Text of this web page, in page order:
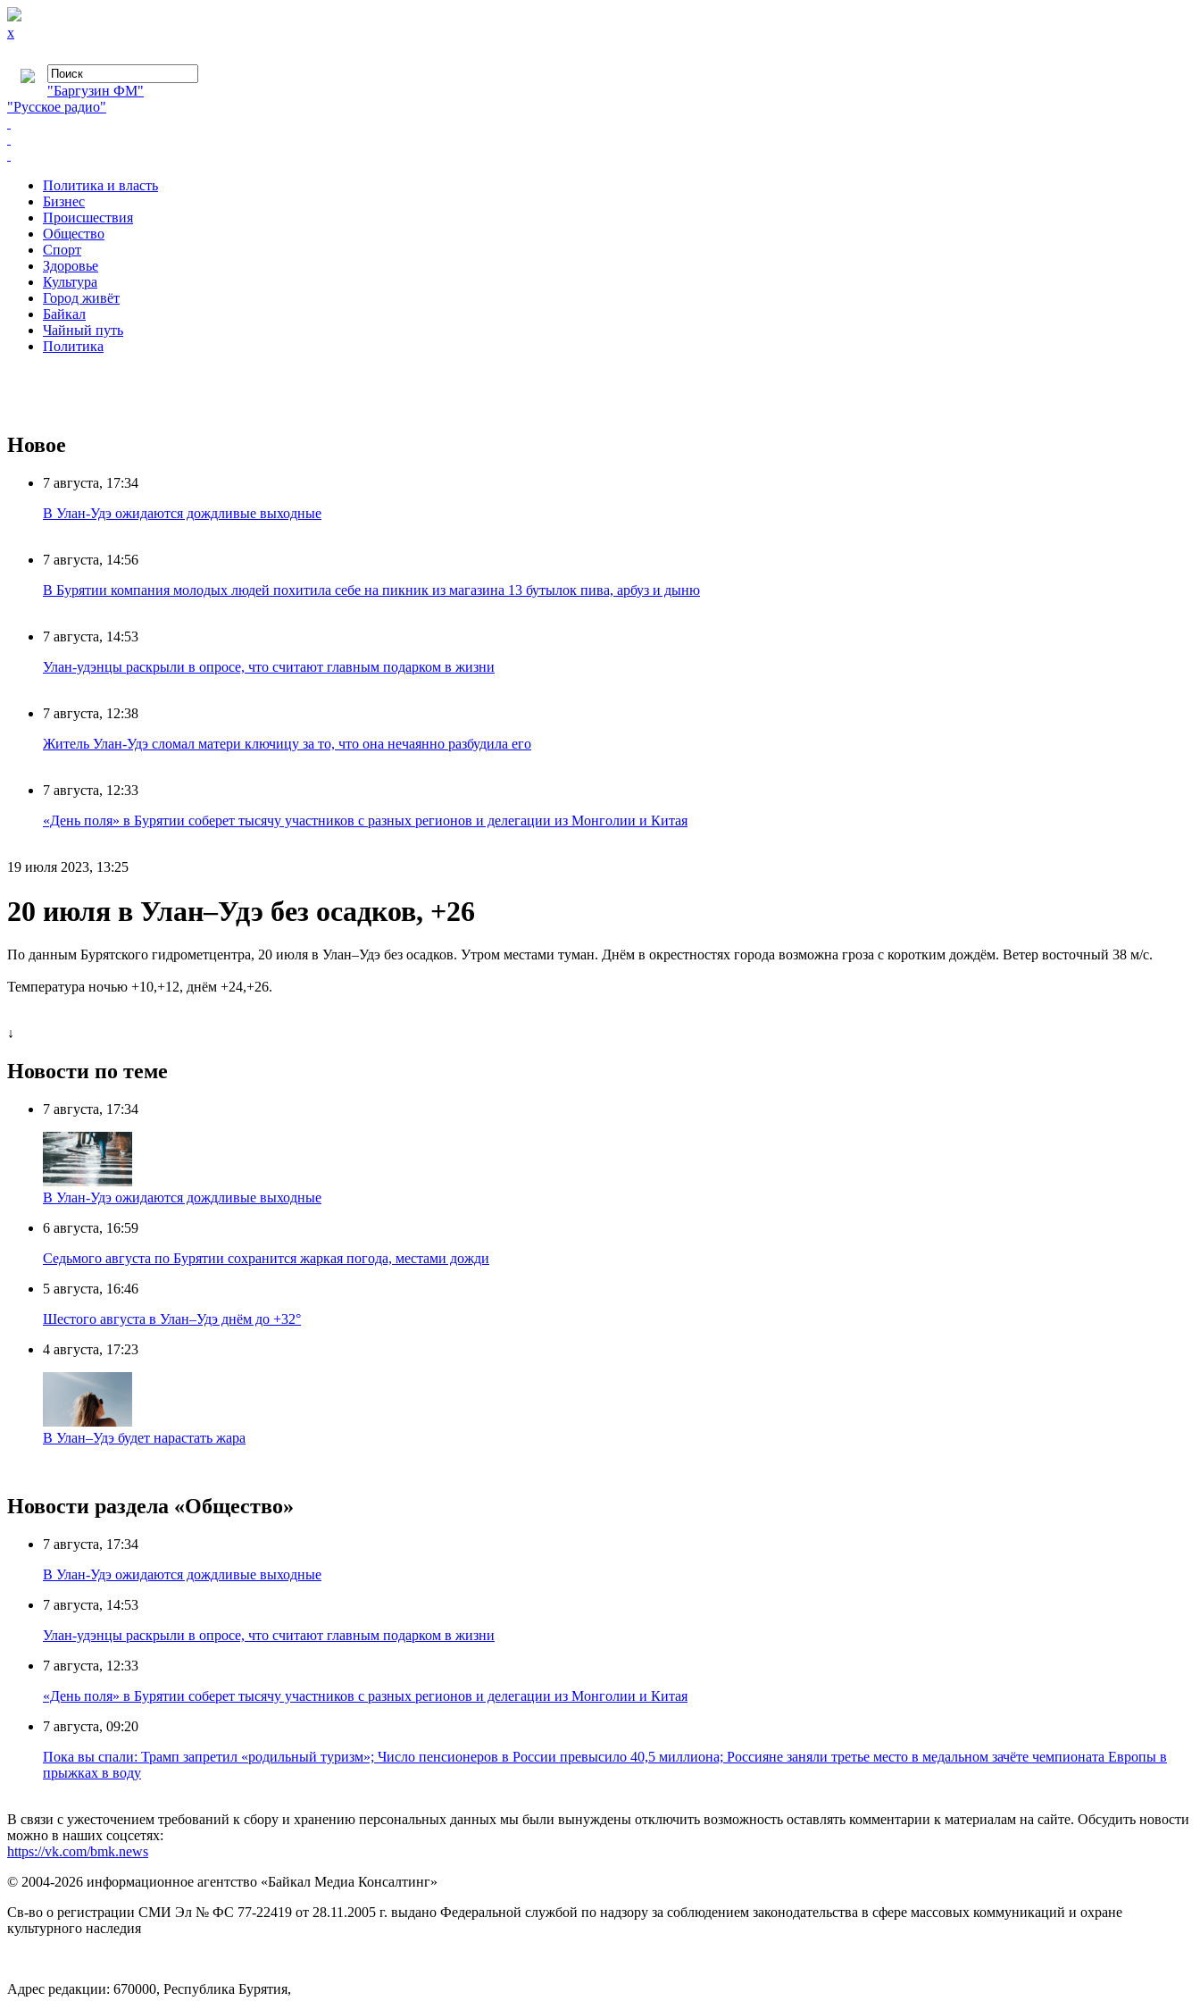
x
"Баргузин ФМ"
"Русское радио"
Политика и власть
Бизнес
Происшествия
Общество
Cпорт
Здоровье
Культура
Город живёт
Байкал
Чайный путь
Политика
Новое
7 августа, 17:34
В Улан-Удэ ожидаются дождливые выходные
7 августа, 14:56
В Бурятии компания молодых людей похитила себе на пикник из магазина 13 бутылок пива, арбуз и дыню
7 августа, 14:53
Улан-удэнцы раскрыли в опросе, что считают главным подарком в жизни
7 августа, 12:38
Житель Улан-Удэ сломал матери ключицу за то, что она нечаянно разбудила его
7 августа, 12:33
«День поля» в Бурятии соберет тысячу участников с разных регионов и делегации из Монголии и Китая
19 июля 2023, 13:25
20 июля в Улан–Удэ без осадков, +26
По данным Бурятского гидрометцентра, 20 июля в Улан–Удэ без осадков. Утром местами туман. Днём в окрестностях города возможна гроза с коротким дождём. Ветер восточный 38 м/с.
Температура ночью +10,+12, днём +24,+26.
↓
Новости по теме
7 августа, 17:34
В Улан-Удэ ожидаются дождливые выходные
6 августа, 16:59
Седьмого августа по Бурятии сохранится жаркая погода, местами дожди
5 августа, 16:46
Шестого августа в Улан–Удэ днём до +32°
4 августа, 17:23
В Улан–Удэ будет нарастать жара
Новости раздела «Общество»
7 августа, 17:34
В Улан-Удэ ожидаются дождливые выходные
7 августа, 14:53
Улан-удэнцы раскрыли в опросе, что считают главным подарком в жизни
7 августа, 12:33
«День поля» в Бурятии соберет тысячу участников с разных регионов и делегации из Монголии и Китая
7 августа, 09:20
Пока вы спали: Трамп запретил «родильный туризм»; Число пенсионеров в России превысило 40,5 миллиона; Россияне заняли третье место в медальном зачёте чемпионата Европы в
прыжках в воду
В связи с ужесточением требований к сбору и хранению персональных данных мы были вынуждены отключить возможность оставлять комментарии к материалам на сайте. Обсудить новости
можно в наших соцсетях:
https://vk.com/bmk.news
© 2004-2026 информационное агентство «Байкал Медиа Консалтинг»
Св-во о регистрации СМИ Эл № ФС 77-22419 от 28.11.2005 г. выдано Федеральной службой по надзору за соблюдением законодательства в сфере массовых коммуникаций и охране
культурного наследия
Адрес редакции: 670000, Республика Бурятия,